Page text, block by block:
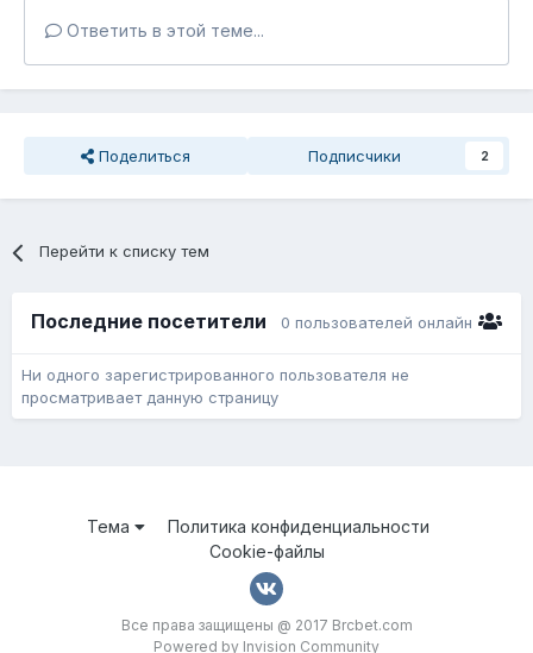
Ответить в этой теме...
Поделиться Подписчики 2
Перейти к списку тем
Последние посетители 0 пользователей онлайн
Ни одного зарегистрированного пользователя не
просматривает данную страницу
Тема
Политика конфиденциальности
Cookie-файлы
Все права защищены @ 2017 Brcbet.com
Powered by Invision Community